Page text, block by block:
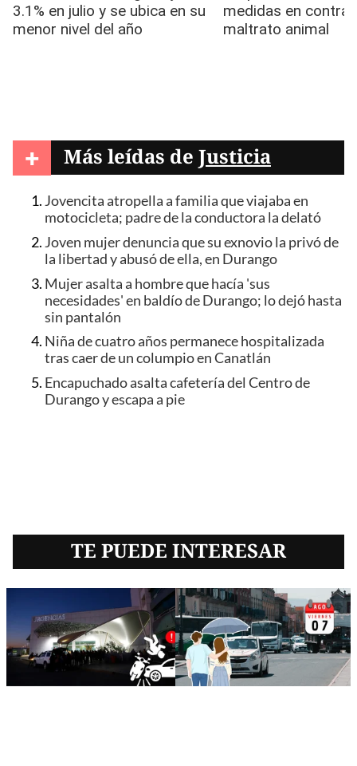
+ Más leídas de Justicia
Jovencita atropella a familia que viajaba en
motocicleta; padre de la conductora la delató
Joven mujer denuncia que su exnovio la privó de
la libertad y abusó de ella, en Durango
Mujer asalta a hombre que hacía 'sus
necesidades' en baldío de Durango; lo dejó hasta
sin pantalón
Niña de cuatro años permanece hospitalizada
tras caer de un columpio en Canatlán
Encapuchado asalta cafetería del Centro de
Durango y escapa a pie
TE PUEDE INTERESAR